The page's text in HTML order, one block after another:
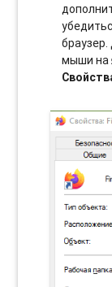
мыши на